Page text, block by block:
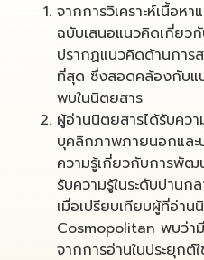
จากการวิเคราะห์เนื้อห
ฉบับเสนอแนวคิดเกี่ย
ปรากฏแนวคิดด้านการ
ที่สุด ซึ่งสอดคล้องกับแ
พบในนิตยสาร
ผู้อ่านนิตยสารได้รับคว
บุคลิกภาพภายนอกและ
ความรู้เกี่ยวกับการพั
รับความรู้ในระดับปานก
เมื่อเปรียบเทียบผู้ที่อ่า
Cosmopolitan พบว่า
จากการอ่านในประยุก